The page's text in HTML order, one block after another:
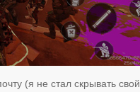
(я не стал скрывать свой